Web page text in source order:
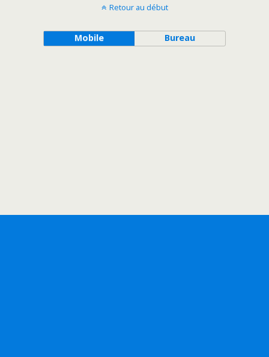
Retour au début
Mobile Bureau